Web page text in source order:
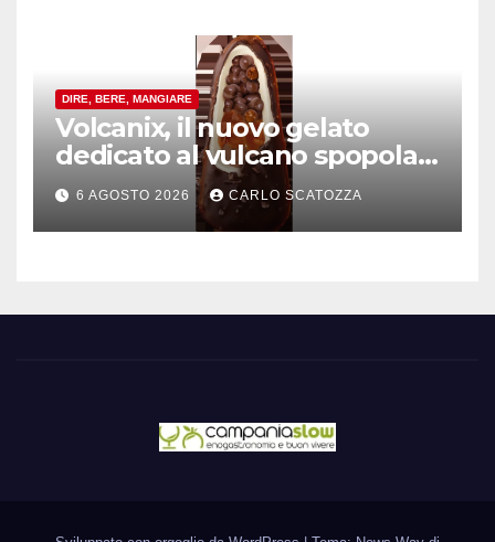
DIRE, BERE, MANGIARE
Volcanix, il nuovo gelato
dedicato al vulcano spopola,
è nato a Caivano
6 AGOSTO 2026 CARLO SCATOZZA